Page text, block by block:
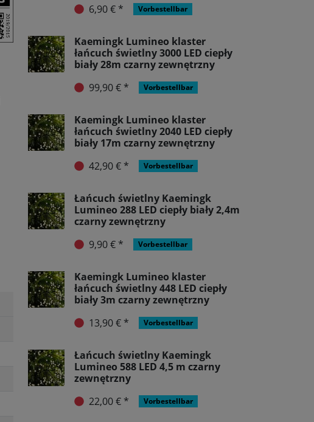
6,90 € *
Vorbestellbar
Kaemingk Lumineo klaster
łańcuch świetlny 3000 LED ciepły
biały 28m czarny zewnętrzny
99,90 € *
Vorbestellbar
Kaemingk Lumineo klaster
łańcuch świetlny 2040 LED ciepły
biały 17m czarny zewnętrzny
42,90 € *
Vorbestellbar
Łańcuch świetlny Kaemingk
Lumineo 288 LED ciepły biały 2,4m
czarny zewnętrzny
9,90 € *
Vorbestellbar
Kaemingk Lumineo klaster
łańcuch świetlny 448 LED ciepły
biały 3m czarny zewnętrzny
13,90 € *
Vorbestellbar
Łańcuch świetlny Kaemingk
Lumineo 588 LED 4,5 m czarny
zewnętrzny
22,00 € *
Vorbestellbar